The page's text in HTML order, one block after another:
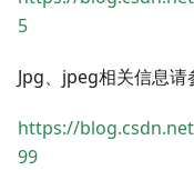
5
Jpg、jpeg相关信息请
https://
99